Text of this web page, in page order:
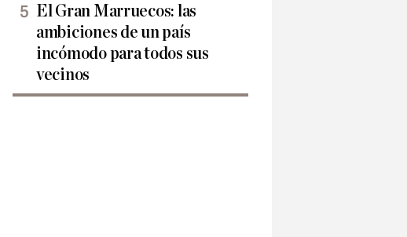
El Gran Marruecos: las
ambiciones de un país
incómodo para todos sus
vecinos